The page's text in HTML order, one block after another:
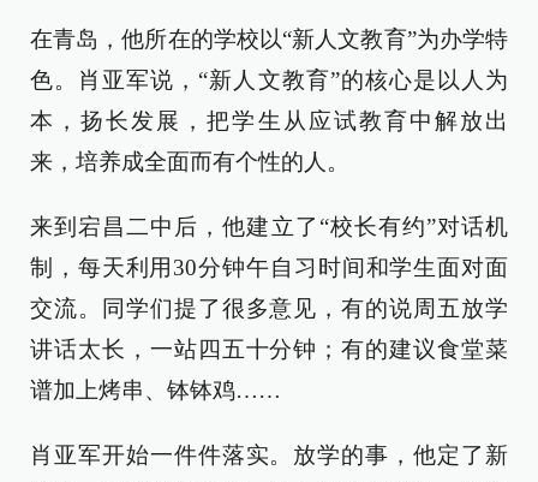
在青岛，他所在的学校以“新人文教育”为办学特
色。肖亚军说，“新人文教育”的核心是以人为
本，扬长发展，把学生从应试教育中解放出
来，培养成全面而有个性的人。
来到宕昌二中后，他建立了“校长有约”对话机
制，每天利用30分钟午自习时间和学生面对面
交流。同学们提了很多意见，有的说周五放学
讲话太长，一站四五十分钟；有的建议食堂菜
谱加上烤串、钵钵鸡……
肖亚军开始一件件落实。放学的事，他定了新